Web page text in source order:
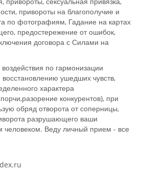
привороты на благополучие и
по фотографиям, Гадание на картах
предостережение от ошибок,
договора с Силами на
по гармонизации
ушедших чувств,
характера
конкурентов), при
обряд отворота от соперницы,
разрушающего ваши
Веду личный прием - все